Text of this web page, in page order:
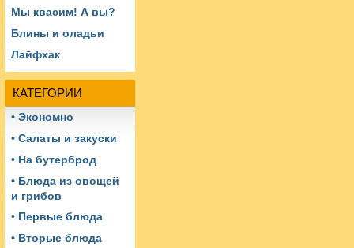
Мы квасим! А вы?
Блины и оладьи
Лайфхак
КАТЕГОРИИ
• Экономно
• Салаты и закуски
• На бутерброд
• Блюда из овощей
и грибов
• Первые блюда
• Вторые блюда